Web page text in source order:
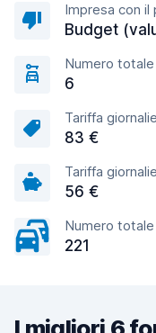
Impresa con
Budget
Numero
6
Tariffa
83 €
Tariffa
56 €
Numero
221